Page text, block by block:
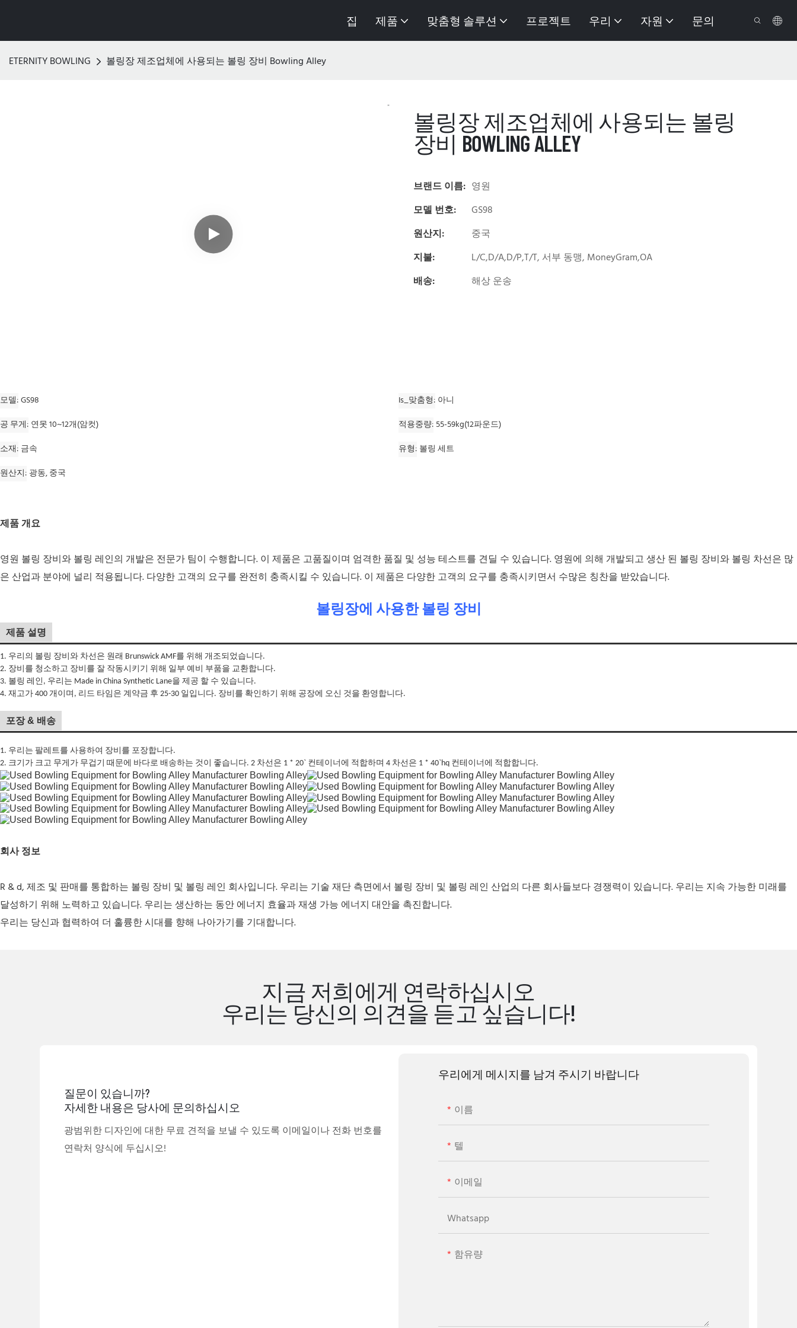
집 제품 맞춤형 솔루션 프로젝트 우리 자원 문의
ETERNITY BOWLING 볼링장 제조업체에 사용되는 볼링 장비 Bowling Alley
볼링장 제조업체에 사용되는 볼링
장비 BOWLING ALLEY
브랜드 이름: 영원
모델 번호:
GS98
원산지:
중국
지불:
L/C,D/A,D/P,T/T, 서부 동맹, MoneyGram,OA
배송:
해상 운송
모델 GS98 Is_맞춤형 아니
공 무게 연못 10~12개(암컷) 적용중량 55-59kg(12파운드)
소재 금속 유형 볼링 세트
원산지 광동, 중국
제품 개요
영원 볼링 장비와 볼링 레인의 개발은 전문가 팀이 수행합니다. 이 제품은 고품질이며 엄격한 품질 및 성능 테스트를 견딜 수 있습니다. 영원에 의해 개발되고 생산 된 볼링 장비와 볼링 차선은 많
은 산업과 분야에 널리 적용됩니다. 다양한 고객의 요구를 완전히 충족시킬 수 있습니다. 이 제품은 다양한 고객의 요구를 충족시키면서 수많은 칭찬을 받았습니다.
볼링장에 사용한 볼링 장비
제품 설명
1. 우리의 볼링 장비와 차선은 원래 Brunswick AMF를 위해 개조되었습니다.
2. 장비를 청소하고 장비를 잘 작동시키기 위해 일부 예비 부품을 교환합니다.
3. 볼링 레인, 우리는 Made in China Synthetic Lane을 제공 할 수 있습니다.
4. 재고가 400 개이며, 리드 타임은 계약금 후 25-30 일입니다. 장비를 확인하기 위해 공장에 오신 것을 환영합니다.
포장 & 배송
1. 우리는 팔레트를 사용하여 장비를 포장합니다.
2. 크기가 크고 무게가 무겁기 때문에 바다로 배송하는 것이 좋습니다. 2 차선은 1 * 20` 컨테이너에 적합하며 4 차선은 1 * 40`hq 컨테이너에 적합합니다.
회사 정보
R & d, 제조 및 판매를 통합하는 볼링 장비 및 볼링 레인 회사입니다. 우리는 기술 재단 측면에서 볼링 장비 및 볼링 레인 산업의 다른 회사들보다 경쟁력이 있습니다. 우리는 지속 가능한 미래를
달성하기 위해 노력하고 있습니다. 우리는 생산하는 동안 에너지 효율과 재생 가능 에너지 대안을 촉진합니다.
우리는 당신과 협력하여 더 훌륭한 시대를 향해 나아가기를 기대합니다.
지금 저희에게 연락하십시오
우리는 당신의 의견을 듣고 싶습니다!
질문이 있습니까?
자세한 내용은 당사에 문의하십시오
광범위한 디자인에 대한 무료 견적을 보낼 수 있도록 이메일이나 전화 번호를
연락처 양식에 두십시오!
우리에게 메시지를 남겨 주시기 바랍니다
이름
텔
이메일
Whatsapp
함유량